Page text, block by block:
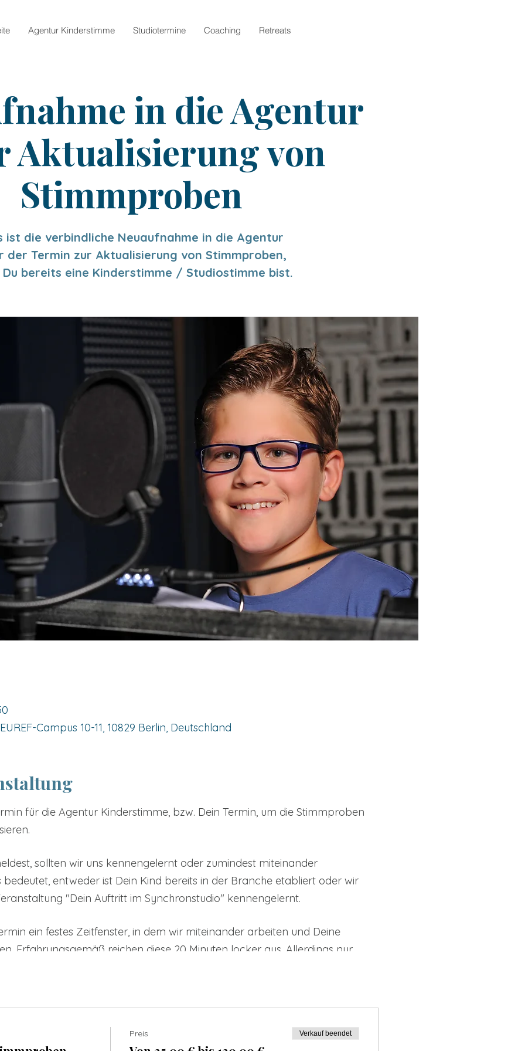
Agentur Kinderstimme Studiotermine Coaching Retreats
in die Agentur
Aktualisierung von
Stimmproben
ist die verbindliche Neuaufnahme in die Agentur
der Termin zur Aktualisierung von Stimmproben,
Du bereits eine Kinderstimme / Studiostimme bist.
Campus 10-11, 10829 Berlin, Deutschland
für die Agentur Kinderstimme, bzw. Dein Termin, um die Stimmproben
sollten wir uns kennengelernt oder zumindest miteinander
entweder ist Dein Kind bereits in der Branche etabliert oder wir
"Dein Auftritt im Synchronstudio" kennengelernt.
ein festes Zeitfenster, in dem wir miteinander arbeiten und Deine
Erfahrungsgemäß reichen diese 20 Minuten locker aus. Allerdings nur,
an die Kunden verschickt und entscheidet letztlich darüber, ob Du besetzt
Preis Verkauf beendet